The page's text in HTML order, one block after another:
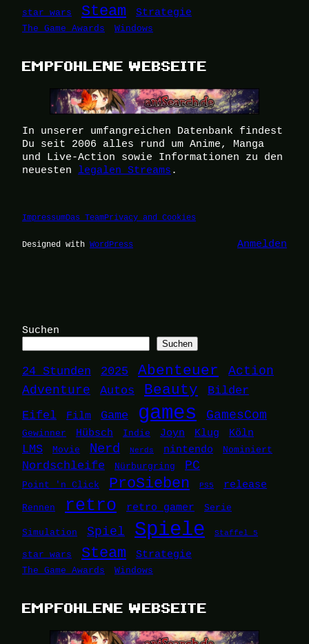
star wars Steam Strategie
The Game Awards Windows
EMPFOHLENE WEBSEITE
In unserer umfangreichen Datenbank findest
Du seit 2006 alles rund um Anime, Manga
und Live-Action sowie Informationen zu den
neuesten legalen Streams .
ImpressumDas TeamPrivacy and Cookies
Designed with WordPress Anmelden
Suchen
Suchen
24 Stunden 2025 Abenteuer
Action
Adventure
Autos Beauty
Bilder
Eifel
Film Game games GamesCom
Gewinner Hübsch Indie Joyn Klug Köln
LMS Movie Nerd Nerds nintendo Nominiert
Nordschleife Nürburgring PC
Point 'n Click ProSieben PS5 release
Rennen retro retro gamer Serie
Simulation Spiel Spiele Staffel 5
star wars Steam Strategie
The Game Awards Windows
EMPFOHLENE WEBSEITE